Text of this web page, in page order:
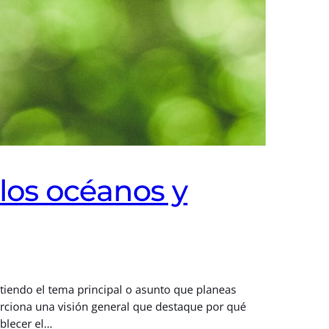
océanos y
el tema principal o asunto que planeas
una visión general que destaque por qué
el…